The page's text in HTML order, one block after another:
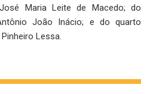
Maria Leite de Macedo; do
João Inácio; e do quarto
Lessa.